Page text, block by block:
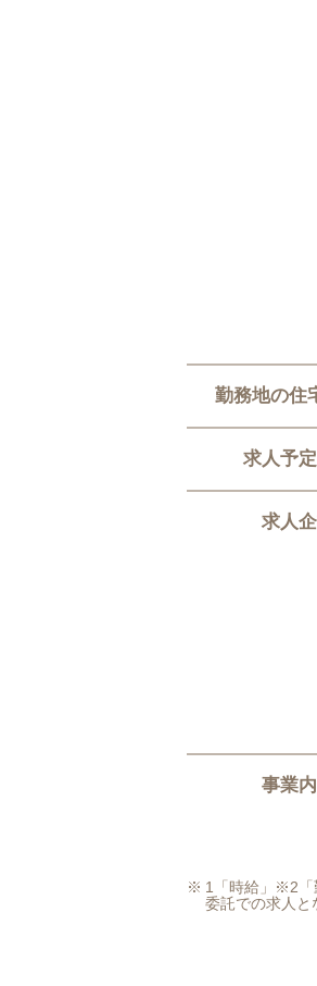
勤務地の住
求人予
求人
事業
1「時給」※2「
委託での求人と